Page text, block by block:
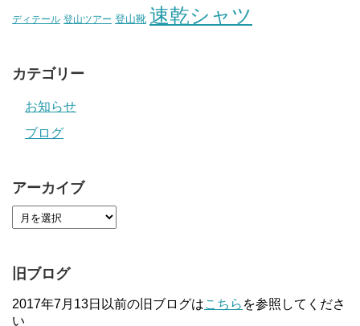
ディテール 登山ツアー 登山靴 速乾シャツ
カテゴリー
お知らせ
ブログ
アーカイブ
旧ブログ
2017年7月13日以前の旧ブログはこちら を参照してくださ
い